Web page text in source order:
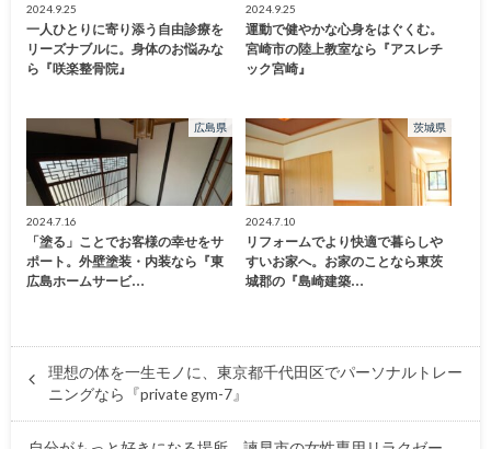
2024.9.25
一人ひとりに寄り添う自由診療を
リーズナブルに。身体のお悩みな
ら『咲楽整骨院』
2024.9.25
運動で健やかな心身をはぐくむ。
宮崎市の陸上教室なら『アスレチ
ック宮崎』
広島県
2024.7.16
「塗る」ことでお客様の幸せをサ
ポート。外壁塗装・内装なら『東
広島ホームサービ…
茨城県
2024.7.10
リフォームでより快適で暮らしや
すいお家へ。お家のことなら東茨
城郡の『島崎建築…
理想の体を一生モノに、東京都千代田区でパーソナルトレー
ニングなら『private gym-7』